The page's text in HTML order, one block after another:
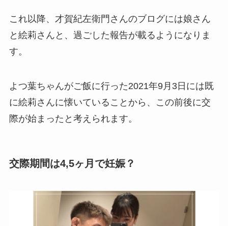
これ以降、才賀紀左衛門さんのブログには娘さん
と絵莉さんと、過ごした報告が載るようになりま
す。
よつ葉ちゃんがご飯に行った2021年9月3日には既
に絵莉さんに懐いていることから、この前後に交
際が始まったと考えられます。
交際期間は4,5ヶ月で妊娠？